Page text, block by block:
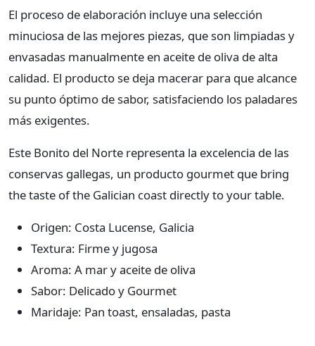
El proceso de elaboración incluye una selección
minuciosa de las mejores piezas, que son limpiadas y
envasadas manualmente en aceite de oliva de alta
calidad. El producto se deja macerar para que alcance
su punto óptimo de sabor, satisfaciendo los paladares
más exigentes.
Este Bonito del Norte representa la excelencia de las
conservas gallegas, un producto gourmet que bring
the taste of the Galician coast directly to your table.
Origen: Costa Lucense, Galicia
Textura: Firme y jugosa
Aroma: A mar y aceite de oliva
Sabor: Delicado y Gourmet
Maridaje: Pan toast, ensaladas, pasta